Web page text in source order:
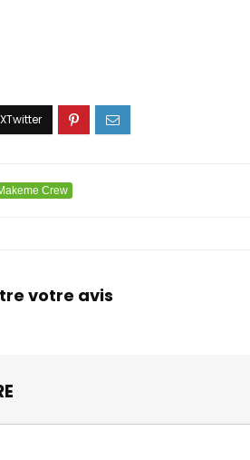
Crew
votre avis